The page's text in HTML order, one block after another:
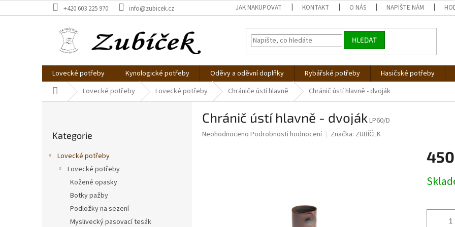
na
+420 603 225 970 info@zubicek.cz JAK NAKUPOVAT KONTAKT O NÁS NAPIŠTE NÁM
HLEDAT
Lovecké potřeby Kynologické potřeby Oděvy a oděvní doplňky Rybářské potřeby Hasičské potřeby
Domů Lovecké potřeby Lovecké potřeby Chrániče ústí hlavně Chránič ústí hlavně - dvoják
kategorie
Kategorie
Lovecké potřeby
Lovecké potřeby
Kožené opasky
Botky pažby
Podložky na sezení
Myslivecký pasovací tesák
Chránič ústí hlavně - dvoják LP60/D
Průměrné
Neohodnoceno Podrobnosti hodnocení Značka: ZUBÍČEK
cena: